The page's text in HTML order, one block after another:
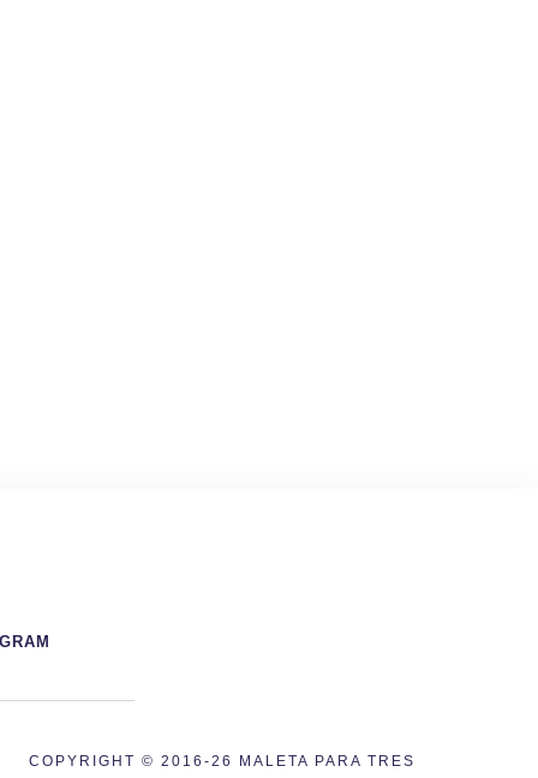
COPYRIGHT © 2016-26 MALETA PARA TRES